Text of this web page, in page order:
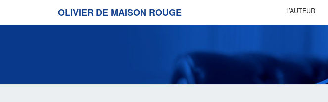
OLIVIER DE MAISON ROUGE L’AUTEUR